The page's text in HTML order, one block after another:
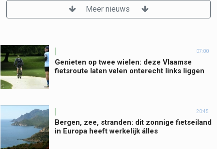
Meer nieuws
07:00
Genieten op twee wielen: deze Vlaamse
fietsroute laten velen onterecht links liggen
20:45
Bergen, zee, stranden: dit zonnige fietseiland
in Europa heeft werkelijk álles